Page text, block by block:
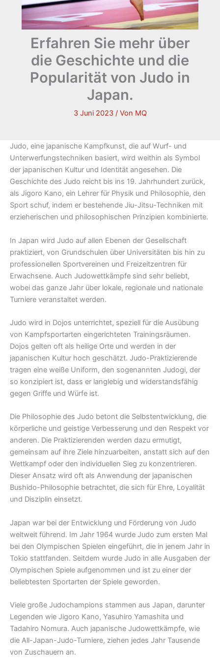
Erfahren Sie mehr über
die Geschichte und die
Popularität von Judo in
Japan.
3 Juni 2023 / Von MQ
Judo, eine japanische Kampfkunst, die auf Wurf- und
Unterwerfungstechniken basiert, wird weithin als Symbol
der japanischen Kultur und Identität angesehen. Die
Geschichte des Judo reicht bis ins 19. Jahrhundert zurück,
als Jigoro Kano, ein Lehrer für Physik und Philosophie, den
Sport schuf, indem er bestehende Jiu-Jitsu-Techniken mit
erzieherischen und philosophischen Prinzipien kombinierte.
In Japan wird Judo auf allen Ebenen der Gesellschaft
praktiziert, von Grundschulen über Universitäten bis hin zu
professionellen Sportvereinen und Freizeitzentren für
Erwachsene. Auch Judowettkämpfe sind sehr beliebt,
wobei das ganze Jahr über lokale, regionale und nationale
Turniere veranstaltet werden.
Judo wird in Dojos unterrichtet, speziell für die Ausübung
von Kampfsportarten eingerichteten Trainingsräumen.
Dojos gelten oft als heilige Orte und werden in der
japanischen Kultur hoch geschätzt. Judo-Praktizierende
tragen eine weiße Uniform, den sogenannten Judogi, der
so konzipiert ist, dass er langlebig und widerstandsfähig
gegen Griffe und Würfe ist.
Die Philosophie des Judo betont die Selbstentwicklung, die
körperliche und geistige Verbesserung und den Respekt vor
anderen. Die Praktizierenden werden dazu ermutigt,
gemeinsam auf ihre Ziele hinzuarbeiten, anstatt sich auf den
Wettkampf oder den individuellen Sieg zu konzentrieren.
Dieser Ansatz wird oft als Anwendung der japanischen
Bushido-Philosophie betrachtet, die sich für Ehre, Loyalität
und Disziplin einsetzt.
Japan war bei der Entwicklung und Förderung von Judo
weltweit führend. Im Jahr 1964 wurde Judo zum ersten Mal
bei den Olympischen Spielen eingeführt, die in jenem Jahr in
Tokio stattfanden. Seitdem wurde Judo in alle Ausgaben der
Olympischen Spiele aufgenommen und ist zu einer der
beliebtesten Sportarten der Spiele geworden.
Viele große Judochampions stammen aus Japan, darunter
Legenden wie Jigoro Kano, Yasuhiro Yamashita und
Tadahiro Nomura. Auch japanische Judowettkämpfe, wie
die All-Japan-Judo-Turniere, ziehen jedes Jahr Tausende
von Zuschauern an.